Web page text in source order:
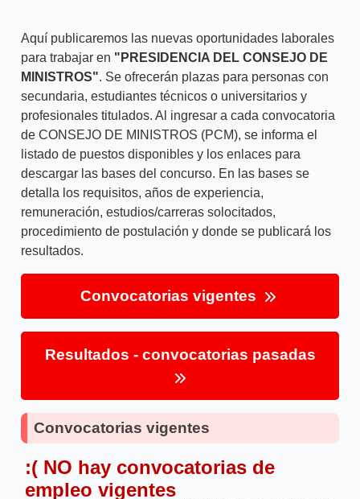
Aquí publicaremos las nuevas oportunidades laborales
para trabajar en "PRESIDENCIA DEL CONSEJO DE
MINISTROS". Se ofrecerán plazas para personas con
secundaria, estudiantes técnicos o universitarios y
profesionales titulados. Al ingresar a cada convocatoria
de CONSEJO DE MINISTROS (PCM), se informa el
listado de puestos disponibles y los enlaces para
descargar las bases del concurso. En las bases se
detalla los requisitos, años de experiencia,
remuneración, estudios/carreras solocitados,
procedimiento de postulación y donde se publicará los
resultados.
Convocatorias vigentes
Resultados - convocatorias pasadas
Convocatorias vigentes
:( NO hay convocatorias de
empleo vigentes